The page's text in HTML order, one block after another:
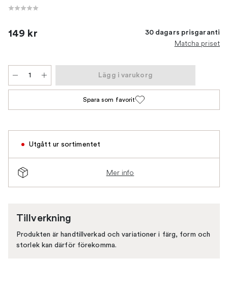
149 kr 30 dagars prisgaranti
Matcha priset
Lägg i varukorg
Spara som favorit
Utgått ur sortimentet
Mer info
Tillverkning
Produkten är handtillverkad och variationer i färg, form och
storlek kan därför förekomma.